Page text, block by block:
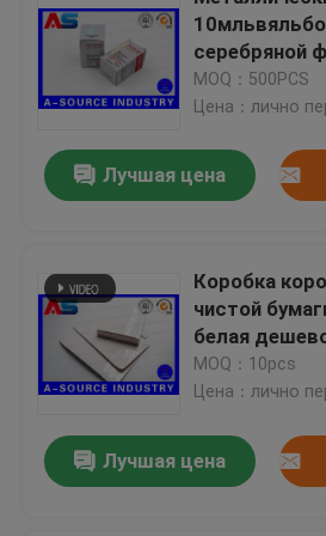
Изготовленные на заказ
ярлык бутылки пилюльки
Ручные щипцы пробирки
Изготовленное на заказ
Бумажный пакет для покупок
серебряной
MOQ：500PCS
Цена：лично
Лучшая цена
Коробка
чистой
белая
10мл с
подносами
MOQ：10pcs
Цена：лично
Лучшая цена